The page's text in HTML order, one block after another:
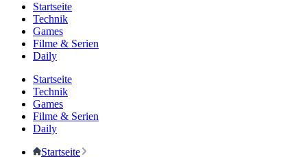
Startseite
Technik
Games
Filme & Serien
Daily
Startseite
Technik
Games
Filme & Serien
Daily
Startseite